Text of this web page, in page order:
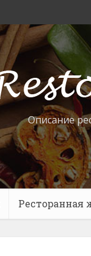
Описание
Ресторанная